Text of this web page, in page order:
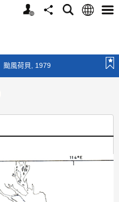
個
分
搜
語
選
颱風荷貝, 1979